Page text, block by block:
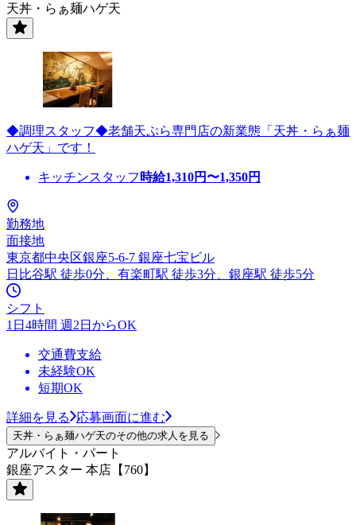
天丼・らぁ麺ハゲ天
◆調理スタッフ◆老舗天ぷら専門店の新業態「天丼・らぁ麺
ハゲ天」です！
キッチンスタッフ 時給1,310円〜1,350円
勤務地
面接地
東京都中央区銀座5-6-7 銀座七宝ビル
日比谷駅 徒歩0分、有楽町駅 徒歩3分、銀座駅 徒歩5分
シフト
1日4時間 週2日からOK
交通費支給
未経験OK
短期OK
詳細を見る 応募画面に進む
天丼・らぁ麺ハゲ天のその他の求人を見る
アルバイト・パート
銀座アスター 本店【760】